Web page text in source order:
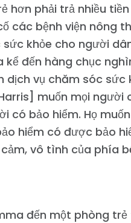
Trang chủ
Shop
Take Back the Courts
việc với chúng tôi
Nhấn
Bữa tiệc của bạn
Hoạt động
hơn phải trả nhiều
các bệnh viện nông
khỏe cho người
đến hàng chục
dịch vụ chăm sóc sức
muốn mọi
có bảo hiểm. Họ
hiểm có được bảo
vô tình của phía
đến một phòng